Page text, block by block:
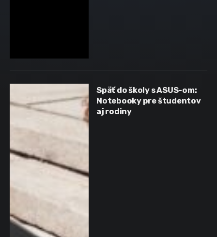
Späť do školy s ASUS-om:
Notebooky pre študentov
aj rodiny